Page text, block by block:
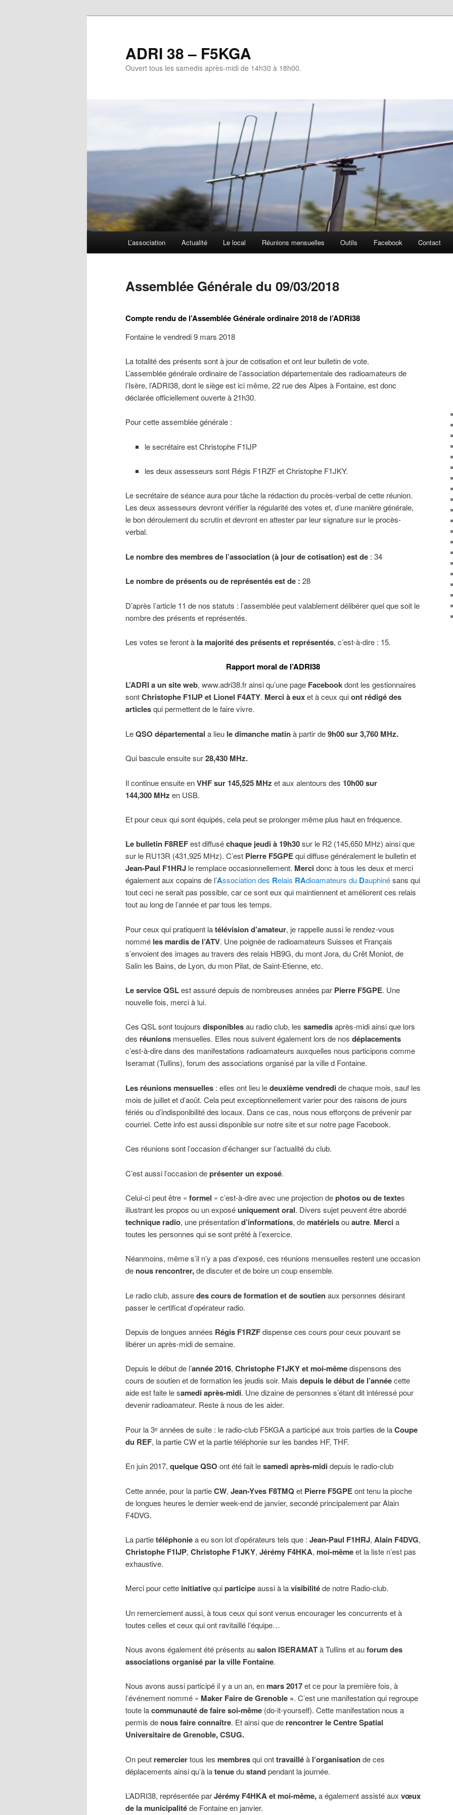
ADRI 38 – F5KGA
Ouvert tous les samedis après-midi de 14h30 à 18h00.
L’association Actualité Le local Réunions mensuelles Outils Facebook Contact
Assemblée Générale du 09/03/2018
Compte rendu de l’Assemblée Générale ordinaire 2018 de l’ADRI38
Fontaine le vendredi 9 mars 2018
La totalité des présents sont à jour de cotisation et ont leur bulletin de vote.
L’assemblée générale ordinaire de l’association départementale des radioamateurs de
l’Isère, l’ADRI38, dont le siège est ici même, 22 rue des Alpes à Fontaine, est donc
déclarée officiellement ouverte à 21h30.
Pour cette assemblée générale :
le secrétaire est Christophe F1IJP
les deux assesseurs sont Régis F1RZF et Christophe F1JKY.
Le secrétaire de séance aura pour tâche la rédaction du procès-verbal de cette réunion.
Les deux assesseurs devront vérifier la régularité des votes et, d’une manière générale,
le bon déroulement du scrutin et devront en attester par leur signature sur le procès-
verbal.
Le nombre des membres de l’association (à jour de cotisation) est de : 34
Le nombre de présents ou de représentés est de : 28
D’après l’article 11 de nos statuts : l’assemblée peut valablement délibérer quel que soit le
nombre des présents et représentés.
Les votes se feront à la majorité des présents et représentés, c’est-à-dire : 15.
Rapport moral de l’ADRI38
L’ADRI a un site web, www.adri38.fr ainsi qu’une page Facebookdont les gestionnaires
sontChristophe F1IJP et Lionel F4ATY. Merci à euxet à ceux quiont rédigé des
articlesqui permettent de le faire vivre.
LeQSO départemental a lieu le dimanche matinà partir de9h00 sur 3,760 MHz.
Qui bascule ensuite sur28,430 MHz.
Il continue ensuite enVHF sur 145,525 MHz et aux alentours des 10h00 sur
144,300 MHz en USB.
Et pour ceux qui sont équipés, cela peut se prolonger même plus haut en fréquence.
Le bulletin F8REFest diffuséchaque jeudi à 19h30sur le R2 (145,650 MHz) ainsi que
sur le RU13R (431,925 MHz). C’est Pierre F5GPEqui diffuse généralement le bulletin et
Jean-Paul F1HRJ le remplace occasionnellement. Mercidonc à tous les deux et merci
également aux copains de l’Association des Relais RAdioamateurs du Dauphinésans qui
tout ceci ne serait pas possible, car ce sont eux qui maintiennent et améliorent ces relais
tout au long de l’année et par tous les temps.
Pour ceux qui pratiquent latélévision d’amateur, je rappelle aussi le rendez-vous
nommé les mardis de l’ATV. Une poignée de radioamateurs Suisses et Français
s’envoient des images au travers des relais HB9G, du mont Jora, du Crêt Moniot, de
Salin les Bains, de Lyon, du mon Pilat, de Saint-Etienne, etc.
Le service QSLest assuré depuis de nombreuses années par Pierre F5GPE. Une
nouvelle fois, merci à lui.
Ces QSL sont toujours disponiblesau radio club, les samedisaprès-midi ainsi que lors
des réunions mensuelles. Elles nous suivent également lors de nos déplacements
c’est-à-dire dans des manifestations radioamateurs auxquelles nous participons comme
Iseramat (Tullins), forum des associations organisé par la ville d Fontaine.
Les réunions mensuelles : elles ont lieu ledeuxième vendredide chaque mois, sauf les
mois de juillet et d’août. Cela peut exceptionnellement varier pour des raisons de jours
fériés ou d’indisponibilité des locaux. Dans ce cas, nous nous efforçons de prévenir par
courriel. Cette info est aussi disponible sur notre site et sur notre page Facebook.
Ces réunions sont l’occasion d’échanger sur l’actualité du club.
C’est aussi l’occasion deprésenter un exposé.
Celui-ci peut être « formel » c’est-à-dire avec une projection dephotos ou de textes
illustrant les propos ou un exposéuniquement oral. Divers sujet peuvent être abordé
technique radio, une présentationd’informations, de matérielsouautre. Mercia
toutes les personnes qui se sont prêté à l’exercice.
Néanmoins, même s’il n’y a pas d’exposé, ces réunions mensuelles restent une occasion
de nous rencontrer,de discuter et de boire un coup ensemble.
Le radio club, assuredes cours de formation et de soutienaux personnes désirant
passer le certificat d’opérateur radio.
Depuis de longues années Régis F1RZFdispense ces cours pour ceux pouvant se
libérer un après-midi de semaine.
Depuis le début de l’année 2016, Christophe F1JKY et moi-mêmedispensons des
cours de soutien et de formation les jeudis soir. Mais depuis le début de l’annéecette
aide est faite le samedi après-midi. Une dizaine de personnes s’étant dit intéressé pour
devenir radioamateur. Reste à nous de les aider.
Pour la 3ᵉ années de suite : le radio-club F5KGA a participé aux trois parties de laCoupe
du REF, la partie CW et la partie téléphonie sur les bandes HF, THF.
En juin 2017, quelque QSO ont été fait lesamedi après-mididepuis le radio-club
Cette année, pour la partieCW, Jean-Yves F8TMQet Pierre F5GPEont tenu la pioche
de longues heures le dernier week-end de janvier, secondé principalement par Alain
F4DVG.
La partietéléphoniea eu son lot d’opérateurs tels que : Jean-Paul F1HRJ, Alain F4DVG,
Christophe F1IJP, Christophe F1JKY, Jérémy F4HKA, moi-mêmeet la liste n’est pas
exhaustive.
Merci pour cette initiativequiparticipeaussi à lavisibilitéde notre Radio-club.
Un remerciement aussi, à tous ceux qui sont venus encourager les concurrents et à
toutes celles et ceux qui ont ravitaillé l’équipe…
Nous avons également été présents ausalon ISERAMATà Tullins et auforum des
associations organisé par la ville Fontaine.
Nous avons aussi participé il y a un an, en mars 2017et ce pour la première fois, à
l’événement nommé « Maker Faire de Grenoble ». C’est une manifestation qui regroupe
toute lacommunauté de faire soi-même (do-it-yourself). Cette manifestation nous a
permis de nous faire connaître. Et ainsi que de rencontrer le Centre Spatial
Universitaire de Grenoble, CSUG.
On peut remerciertous les membresqui onttravailléà l’organisationde ces
déplacements ainsi qu’à latenuedustandpendant la journée.
L’ADRI38, représentée parJérémy F4HKA et moi-même,a également assisté aux vœux
de la municipalitéde Fontaine en janvier.